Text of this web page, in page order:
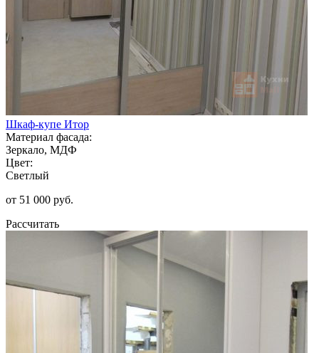
Шкаф-купе Итор
Материал фасада:
Зеркало, МДФ
Цвет:
Светлый
от 51 000 руб.
Рассчитать